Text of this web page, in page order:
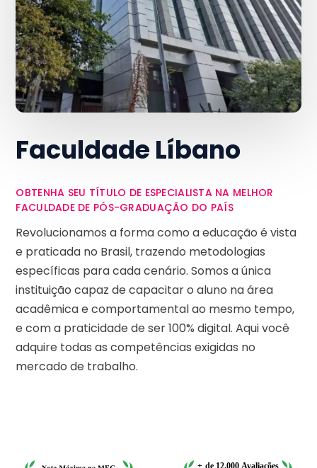
Faculdade Líbano
OBTENHA SEU TÍTULO DE ESPECIALISTA NA MELHOR
FACULDADE DE PÓS-GRADUAÇÃO DO PAÍS
Revolucionamos a forma como a educação é vista
e praticada no Brasil, trazendo metodologias
específicas para cada cenário. Somos a única
instituição capaz de capacitar o aluno na área
acadêmica e comportamental ao mesmo tempo,
e com a praticidade de ser 100% digital. Aqui você
adquire todas as competências exigidas no
mercado de trabalho.